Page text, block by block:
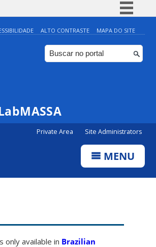
Simplifique!
Comunica BR
Participe
ALTO CONTRASTE MAPA DO SITE
Private Area Site Administrators
MENU
only available in Brazilian